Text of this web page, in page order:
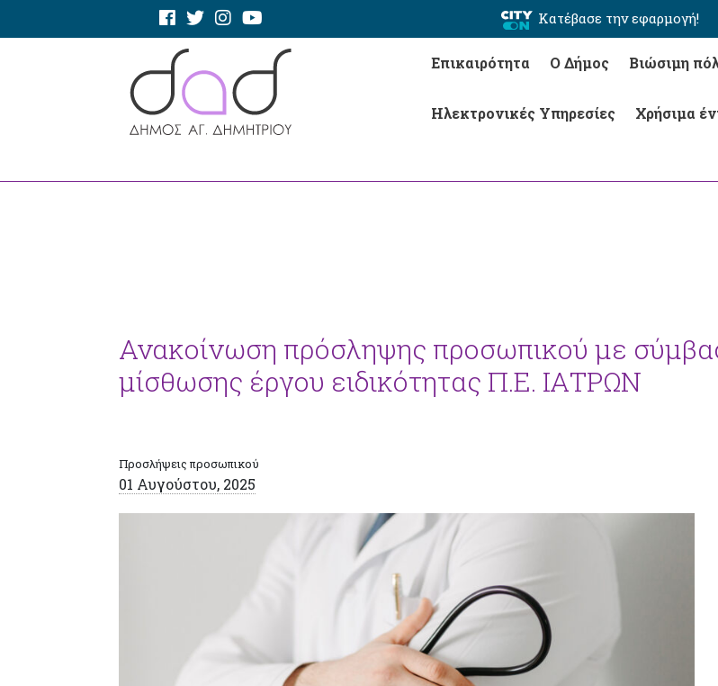
Κατέβασε την εφαρμογή!
Επικαιρότητα Ο Δήμος Βιώσιμη
Ηλεκτρονικές Υπηρεσίες Χρήσιμα
Ανακοίνωση πρόσληψης προσωπικού με
μίσθωσης έργου ειδικότητας Π.Ε. ΙΑΤΡΩΝ
Προσλήψεις προσωπικού
01 Αυγούστου, 2025